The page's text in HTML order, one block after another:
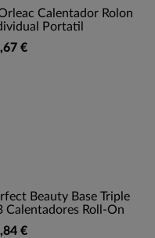
Calentador Rolon
Portatil
€
Beauty Base Triple
Calentadores Roll-On
€